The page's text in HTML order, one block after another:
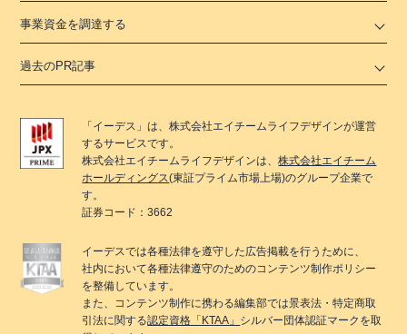
事業資金を調達する
過去のPR記事
「 イーデス 」は、株式会社エイチームライフデザインが運営
するサービスです。
株式会社エイチームライフデザインは、株式会社エイチーム
ホールディングス(東証プライム市場上場)のグループ企業で
す。
証券コード：3662
イーデスでは各種法律を遵守した広告掲載を行うために、
社内において各種法律遵守のためのコンテンツ制作ポリシー
を整備しています。
また、コンテンツ制作に携わる編集部では景表法・特定商取
引法に関する認定資格「KTAA」 シルバー団体認証マークを取